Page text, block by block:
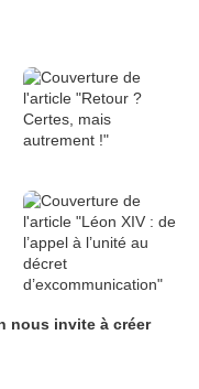
nous invite à créer